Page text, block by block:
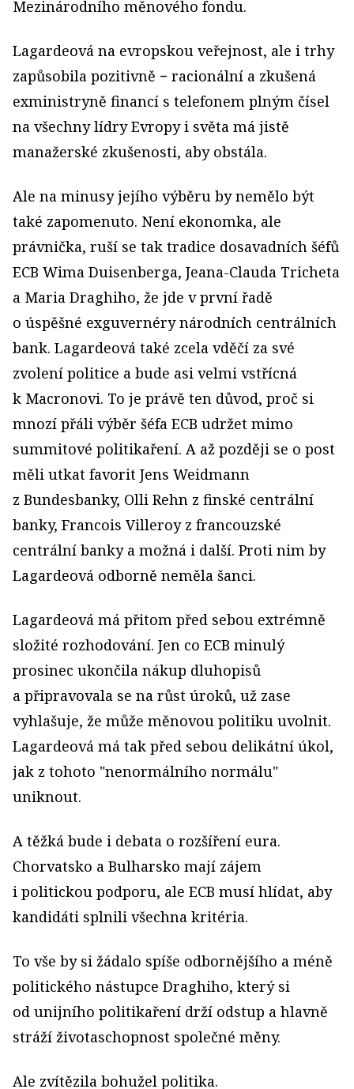
Mezinárodního měnového fondu.
Lagardeová na evropskou veřejnost, ale i trhy
zapůsobila pozitivně − racionální a zkušená
exministryně financí s telefonem plným čísel
na všechny lídry Evropy i světa má jistě
manažerské zkušenosti, aby obstála.
Ale na minusy jejího výběru by nemělo být
také zapomenuto. Není ekonomka, ale
právnička, ruší se tak tradice dosavadních šéfů
ECB Wima Duisenberga, Jeana-Clauda Tricheta
a Maria Draghiho, že jde v první řadě
o úspěšné exguvernéry národních centrálních
bank. Lagardeová také zcela vděčí za své
zvolení politice a bude asi velmi vstřícná
k Macronovi. To je právě ten důvod, proč si
mnozí přáli výběr šéfa ECB udržet mimo
summitové politikaření. A až později se o post
měli utkat favorit Jens Weidmann
z Bundesbanky, Olli Rehn z finské centrální
banky, Francois Villeroy z francouzské
centrální banky a možná i další. Proti nim by
Lagardeová odborně neměla šanci.
Lagardeová má přitom před sebou extrémně
složité rozhodování. Jen co ECB minulý
prosinec ukončila nákup dluhopisů
a připravovala se na růst úroků, už zase
vyhlašuje, že může měnovou politiku uvolnit.
Lagardeová má tak před sebou delikátní úkol,
jak z tohoto "nenormálního normálu"
uniknout.
A těžká bude i debata o rozšíření eura.
Chorvatsko a Bulharsko mají zájem
i politickou podporu, ale ECB musí hlídat, aby
kandidáti splnili všechna kritéria.
To vše by si žádalo spíše odbornějšího a méně
politického nástupce Draghiho, který si
od unijního politikaření drží odstup a hlavně
stráží životaschopnost společné měny.
Ale zvítězila bohužel politika.